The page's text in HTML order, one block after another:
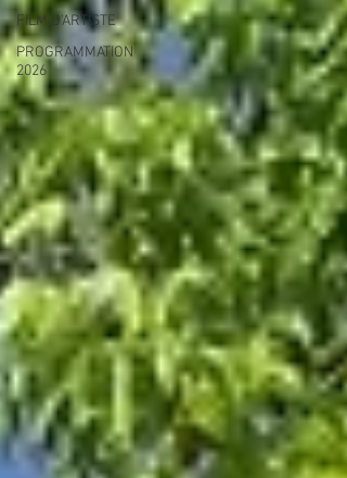
FILM D'ARTISTE
PROGRAMMATION
2026